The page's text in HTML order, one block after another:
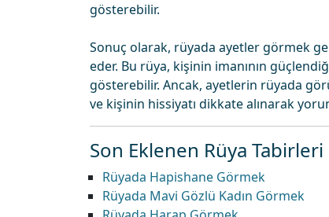
gösterebilir.
Sonuç olarak, rüyada ayetler görmek
eder. Bu rüya, kişinin imanının
gösterebilir. Ancak, ayetlerin rüyada
ve kişinin hissiyatı dikkate alınarak
Son Eklenen Rüya Tabirleri
Rüyada Hapishane Görmek
Rüyada Mavi Gözlü Kadın Görmek